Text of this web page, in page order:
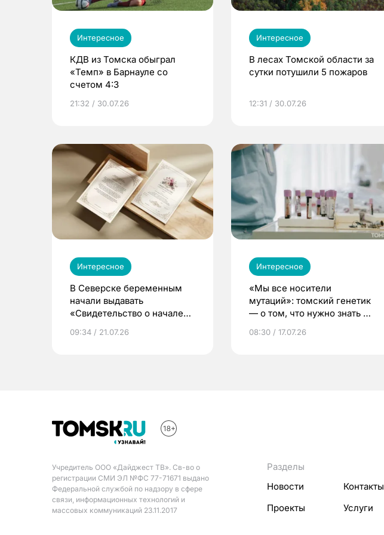
Интересное
КДВ из Томска обыграл
«Темп» в Барнауле со
счетом 4:3
21:32 / 30.07.26
Интересное
В лесах Томской области за
сутки потушили 5 пожаров
12:31 / 30.07.26
Интересное
В Северске беременным
начали выдавать
«Свидетельство о начале
09:34 / 21.07.26
Интересное
«Мы все носители
мутаций»: томский генетик
— о том, что нужно знать до
08:30 / 17.07.26
Учредитель ООО «Дайджест ТВ». Св-во о
регистрации СМИ ЭЛ №ФС 77-71671 выдано
Федеральной службой по надзору в сфере
связи, информационных технологий и
массовых коммуникаций 23.11.2017
Разделы
Новости
Контакты
Проекты
Услуги